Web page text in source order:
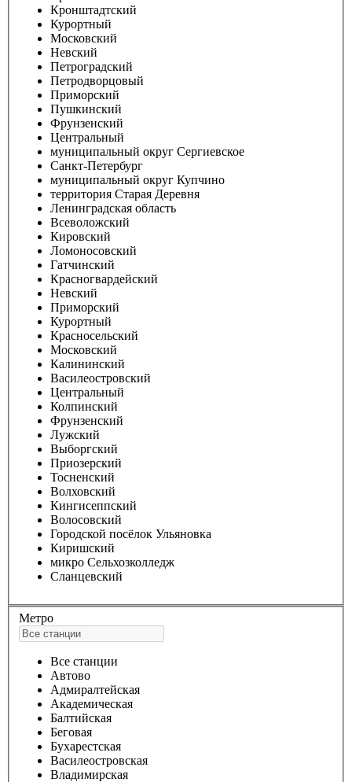
Кронштадтский
Курортный
Московский
Невский
Петроградский
Петродворцовый
Приморский
Пушкинский
Фрунзенский
Центральный
муниципальный округ Сергиевское
Санкт-Петербург
муниципальный округ Купчино
территория Старая Деревня
Ленинградская область
Всеволожский
Кировский
Ломоносовский
Гатчинский
Красногвардейский
Невский
Приморский
Курортный
Красносельский
Московский
Калининский
Василеостровский
Центральный
Колпинский
Фрунзенский
Лужский
Выборгский
Приозерский
Тосненский
Волховский
Кингисеппский
Волосовский
Городской посёлок Ульяновка
Киришский
микро Сельхозколледж
Сланцевский
Метро
Все станции
Автово
Адмиралтейская
Академическая
Балтийская
Беговая
Бухарестская
Василеостровская
Владимирская